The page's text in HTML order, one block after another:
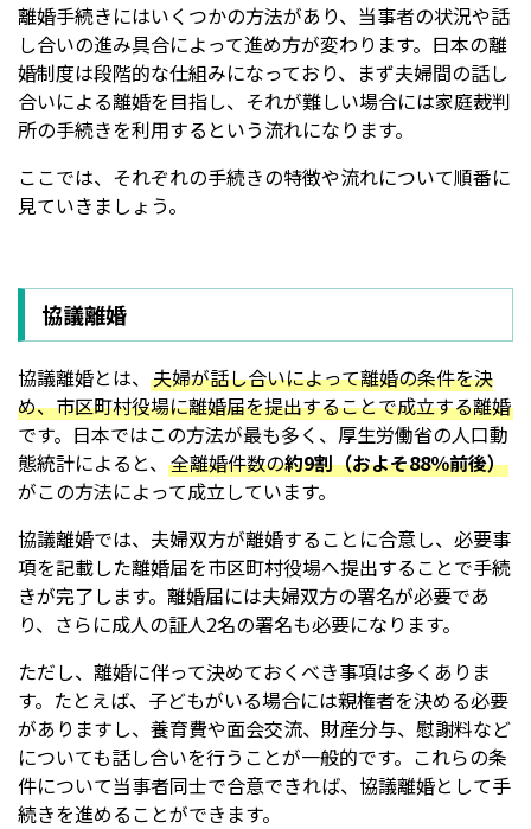
離婚手続きにはいくつかの方法があり、当事者の状況や話
し合いの進み具合によって進め方が変わります。日本の離
婚制度は段階的な仕組みになっており、まず夫婦間の話し
合いによる離婚を目指し、それが難しい場合には家庭裁判
所の手続きを利用するという流れになります。
ここでは、それぞれの手続きの特徴や流れについて順番に
見ていきましょう。
協議離婚
協議離婚とは、 夫婦が話し合いによって離婚の条件を決
め、市区町村役場に離婚届を提出することで成立する離婚
です。日本ではこの方法が最も多く、厚生労働省の人口動
態統計によると、 全離婚件数の約9割（およそ88％前後）
がこの方法によって成立しています。
協議離婚では、夫婦双方が離婚することに合意し、必要事
項を記載した離婚届を市区町村役場へ提出することで手続
きが完了します。離婚届には夫婦双方の署名が必要であ
り、さらに成人の証人2名の署名も必要になります。
ただし、離婚に伴って決めておくべき事項は多くありま
す。たとえば、子どもがいる場合には親権者を決める必要
がありますし、養育費や面会交流、財産分与、慰謝料など
についても話し合いを行うことが一般的です。これらの条
件について当事者同士で合意できれば、協議離婚として手
続きを進めることができます。